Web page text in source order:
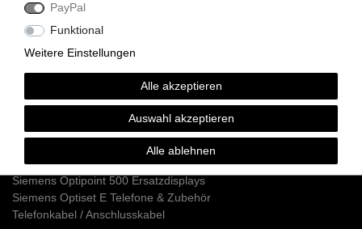
Siemens HiPath 3750 / 3700
Siemens HiPath Systemverkabelung
Siemens HiPath Dect Sender
Siemens HiPath Netzteile
Siemens HiPath MMC Karten
Siemens Optipoint 500 / Optiset Systemtelefone
Siemens Optipoint 500 Telefone
Siemens Optipoint 500 Zubehör & Ersatzteile
Siemens Optipoint 500 Adapter
Siemens Optipoint 500 Ersatzdisplays
Siemens Optiset E Telefone & Zubehör
Telefonkabel / Anschlusskabel
PayPal
Funktional
Weitere Einstellungen
Alle akzeptieren
Auswahl akzeptieren
Alle ablehnen